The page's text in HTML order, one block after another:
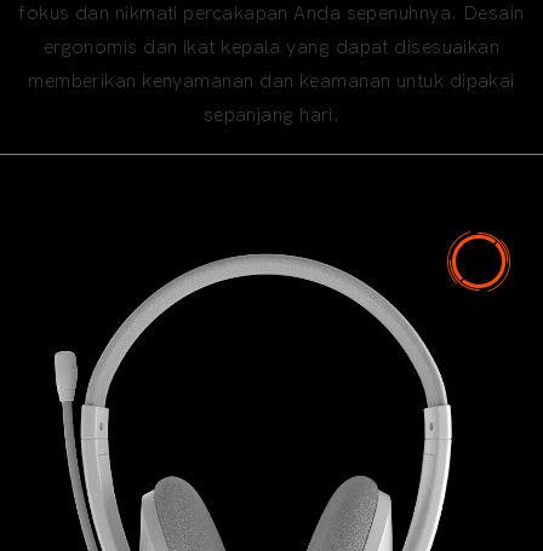
fokus dan nikmati percakapan Anda sepenuhnya. Desain
ergonomis dan ikat kepala yang dapat disesuaikan
memberikan kenyamanan dan keamanan untuk dipakai
sepanjang hari.